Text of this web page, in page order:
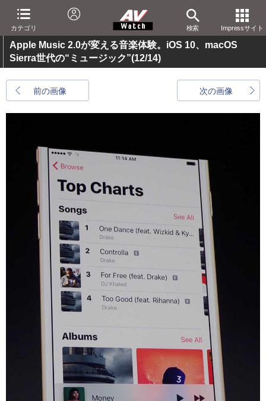
カテゴリ 検索 Impressサイト
Apple Music 2.0が変える音楽体験。iOS 10、macOS
Sierra世代の“ミュージック”(12/14)
前の画像 次の画像